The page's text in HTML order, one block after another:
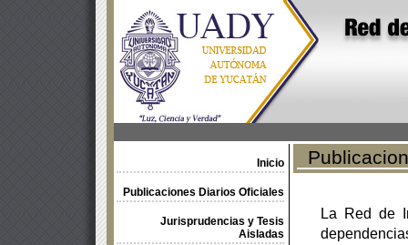
Inicio
Publicaciones Diarios Oficiales
Jurisprudencias y Tesis
Aisladas
La Red de